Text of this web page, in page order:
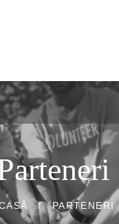
/ PARTENERI